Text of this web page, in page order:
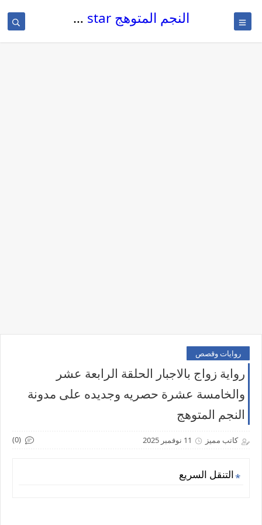
النجم المتوهج The glowing star
روايات وقصص
رواية زواج بالاجبار الحلقة الرابعة عشر
والخامسة عشرة حصريه وجديده على مدونة
النجم المتوهج
كاتب مميز 11 نوفمبر 2025 (0)
التنقل السريع